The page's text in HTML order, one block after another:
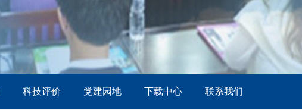
科技评价 党建园地 下载中心 联系我们